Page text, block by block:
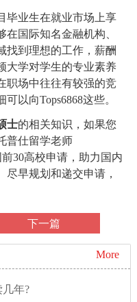
业生在就业市场上享
国际知名金融机构、
找到理想的工作，薪酬
大学对学生的专业素养
职场中往往有较强的竞
以向Tops6868这些。
士的相关知识，如果您
普仕留学老师
30高校申请，助力国内
早规划和递交申请，
下一篇
More
年?